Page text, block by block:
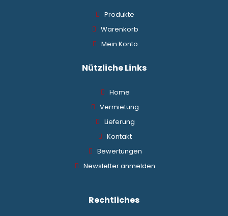
Produkte
Warenkorb
Mein Konto
Nützliche Links
Home
Vermietung
Lieferung
Kontakt
Bewertungen
Newsletter anmelden
Rechtliches